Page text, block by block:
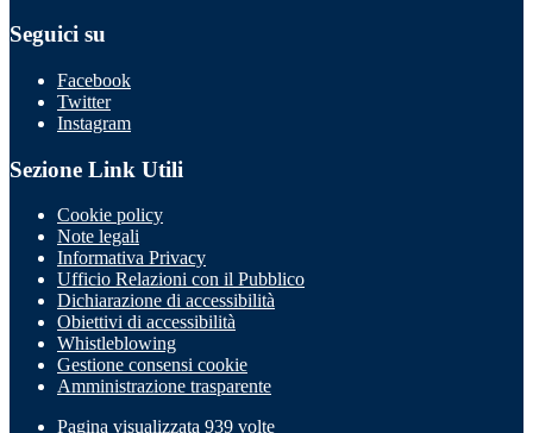
Seguici su
Facebook
Twitter
Instagram
Sezione Link Utili
Cookie policy
Note legali
Informativa Privacy
Ufficio Relazioni con il Pubblico
Dichiarazione di accessibilità
Obiettivi di accessibilità
Whistleblowing
Gestione consensi cookie
Amministrazione trasparente
Pagina visualizzata 939 volte